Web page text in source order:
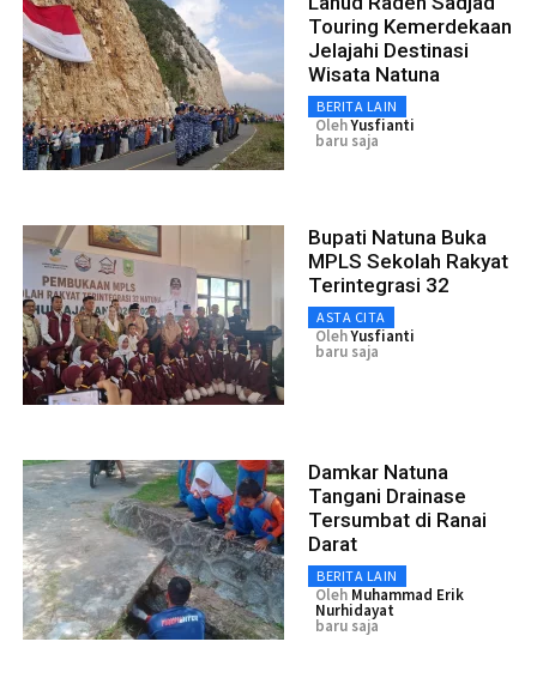
Touring Kemerdekaan
Jelajahi Destinasi
Wisata Natuna
BERITA LAIN
OlehYusfianti
baru saja
Bupati Natuna Buka
MPLS Sekolah Rakyat
Terintegrasi 32
ASTA CITA
OlehYusfianti
baru saja
Damkar Natuna
Tangani Drainase
Tersumbat di Ranai
Darat
BERITA LAIN
Oleh Muhammad Erik
Nurhidayat
baru saja